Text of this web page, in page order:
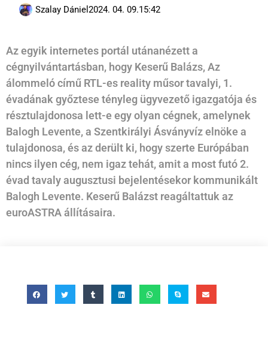
Szalay Dániel 2024. 04. 09.15:42
Az egyik internetes portál utánanézett a
cégnyilvántartásban, hogy Keserű Balázs, Az
álommeló című RTL-es reality műsor tavalyi, 1.
évadának győztese tényleg ügyvezető igazgatója és
résztulajdonosa lett-e egy olyan cégnek, amelynek
Balogh Levente, a Szentkirályi Ásványvíz elnöke a
tulajdonosa, és az derült ki, hogy szerte Európában
nincs ilyen cég, nem igaz tehát, amit a most futó 2.
évad tavaly augusztusi bejelentésekor kommunikált
Balogh Levente. Keserű Balázst reagáltattuk az
euroASTRA állításaira.